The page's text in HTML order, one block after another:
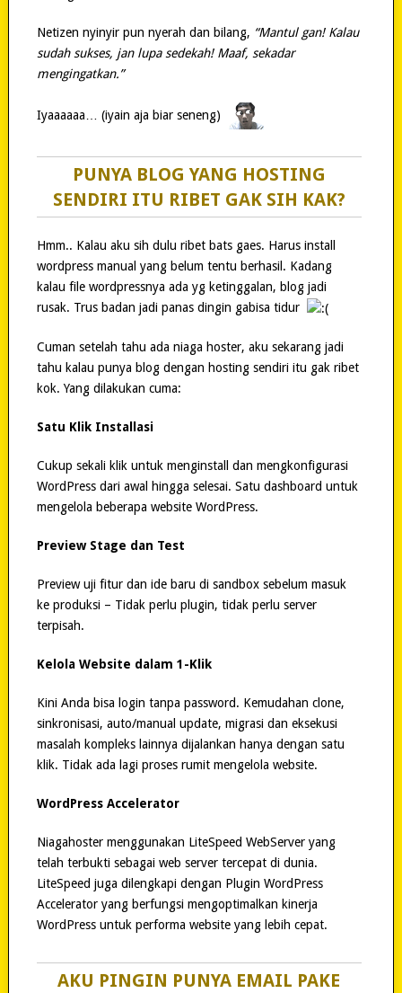
Netizen nyinyir pun nyerah dan bilang, “Mantul gan! Kalau
sudah sukses, jan lupa sedekah! Maaf, sekadar
mengingatkan.”
Iyaaaaaa… (iyain aja biar seneng)
PUNYA BLOG YANG HOSTING
SENDIRI ITU RIBET GAK SIH KAK?
Hmm.. Kalau aku sih dulu ribet bats gaes. Harus install
wordpress manual yang belum tentu berhasil. Kadang
kalau file wordpressnya ada yg ketinggalan, blog jadi
rusak. Trus badan jadi panas dingin gabisa tidur
Cuman setelah tahu ada niaga hoster, aku sekarang jadi
tahu kalau punya blog dengan hosting sendiri itu gak ribet
kok. Yang dilakukan cuma:
Satu Klik Installasi
Cukup sekali klik untuk menginstall dan mengkonfigurasi
WordPress dari awal hingga selesai. Satu dashboard untuk
mengelola beberapa website WordPress.
Preview Stage dan Test
Preview uji fitur dan ide baru di sandbox sebelum masuk
ke produksi – Tidak perlu plugin, tidak perlu server
terpisah.
Kelola Website dalam 1-Klik
Kini Anda bisa login tanpa password. Kemudahan clone,
sinkronisasi, auto/manual update, migrasi dan eksekusi
masalah kompleks lainnya dijalankan hanya dengan satu
klik. Tidak ada lagi proses rumit mengelola website.
WordPress Accelerator
Niagahoster menggunakan LiteSpeed WebServer yang
telah terbukti sebagai web server tercepat di dunia.
LiteSpeed juga dilengkapi dengan Plugin WordPress
Accelerator yang berfungsi mengoptimalkan kinerja
WordPress untuk performa website yang lebih cepat.
AKU PINGIN PUNYA EMAIL PAKE